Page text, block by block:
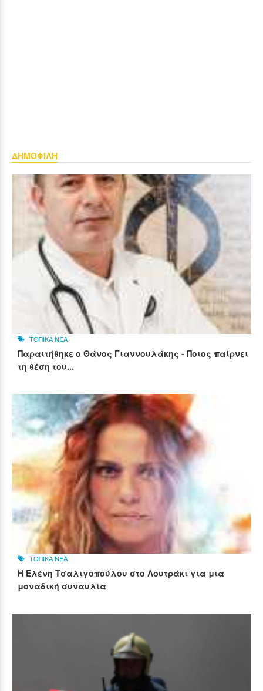
ΔΗΜΟΦΙΛΗ
ΤΟΠΙΚΑ ΝΕΑ
Παραιτήθηκε ο Θάνος Γιαννουλάκης - Ποιος παίρνει
τη θέση του...
ΤΟΠΙΚΑ ΝΕΑ
Η Ελένη Τσαλιγοπούλου στο Λουτράκι για μια
μοναδική συναυλία